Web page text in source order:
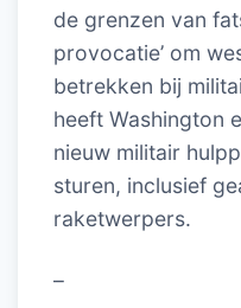
de grenzen van
provocatie’ om
betrekken bij
heeft Washington
nieuw militair
sturen, inclusief
raketwerpers.
–